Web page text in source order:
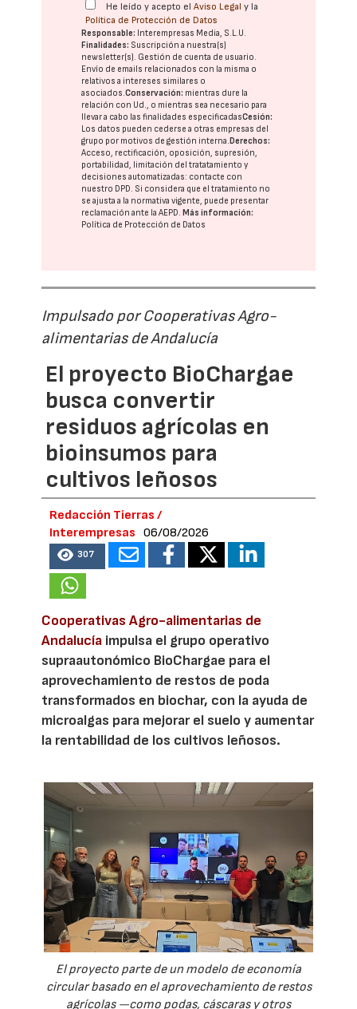
He leído y acepto elAviso Legal y la
Política de Protección de Datos
Responsable: Interempresas Media, S.L.U.
Finalidades: Suscripción a nuestra(s)
newsletter(s). Gestión de cuenta de usuario.
Envío de emails relacionados con la misma o
relativos a intereses similares o
asociados.Conservación: mientras dure la
relación con Ud., o mientras sea necesario para
llevar a cabo las finalidades especificadasCesión:
Los datos pueden cederse a otras empresas del
grupo por motivos de gestión interna. Derechos:
Acceso, rectificación, oposición, supresión,
portabilidad, limitación del tratatamiento y
decisiones automatizadas: contacte con
nuestro DPD. Si considera que el tratamiento no
se ajusta a la normativa vigente, puede presentar
reclamación ante laAEPD. Más información:
Política de Protección de Datos
Impulsado por Cooperativas Agro-
alimentarias de Andalucía
El proyecto BioChargae
busca convertir
residuos agrícolas en
bioinsumos para
cultivos leñosos
Redacción Tierras /
Interempresas
06/08/2026
307
Cooperativas Agro-alimentarias de
Andalucía impulsa el grupo operativo
supraautonómico BioChargae para el
aprovechamiento de restos de poda
transformados en biochar, con la ayuda de
microalgas para mejorar el suelo y aumentar
la rentabilidad de los cultivos leñosos.
El proyecto parte de un modelo de economía
circular basado en el aprovechamiento de restos
agrícolas —como podas, cáscaras y otros